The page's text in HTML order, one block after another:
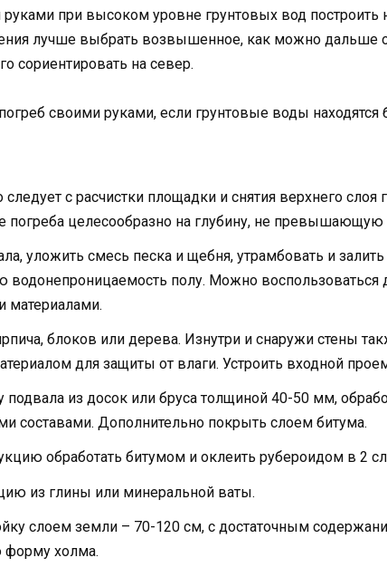
при высоком уровне грунтовых вод построить
лучше выбрать возвышенное, как можно дальше
сориентировать на север.
своими руками, если грунтовые воды находятся
следует с расчистки площадки и снятия верхнего слоя
погреба целесообразно на глубину, не превышающую
уложить смесь песка и щебня, утрамбовать и
водонепроницаемость полу. Можно воспользоваться
материалами.
блоков или дерева. Изнутри и снаружи стены
для защиты от влаги. Устроить входной
из досок или бруса толщиной 40-50 мм,
составами. Дополнительно покрыть слоем битума.
обработать битумом и оклеить рубероидом в 2
из глины или минеральной ваты.
слоем земли – 70-120 см, с достаточным
форму холма.